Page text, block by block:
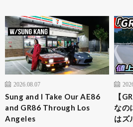
2026.08.07
Sung and I Take Our AE86
and GR86 Through Los
Angeles
【
なの
はズ